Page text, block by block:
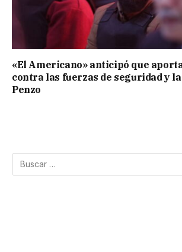
«El Americano» anticipó que
contra las fuerzas de seguridad y
Penzo